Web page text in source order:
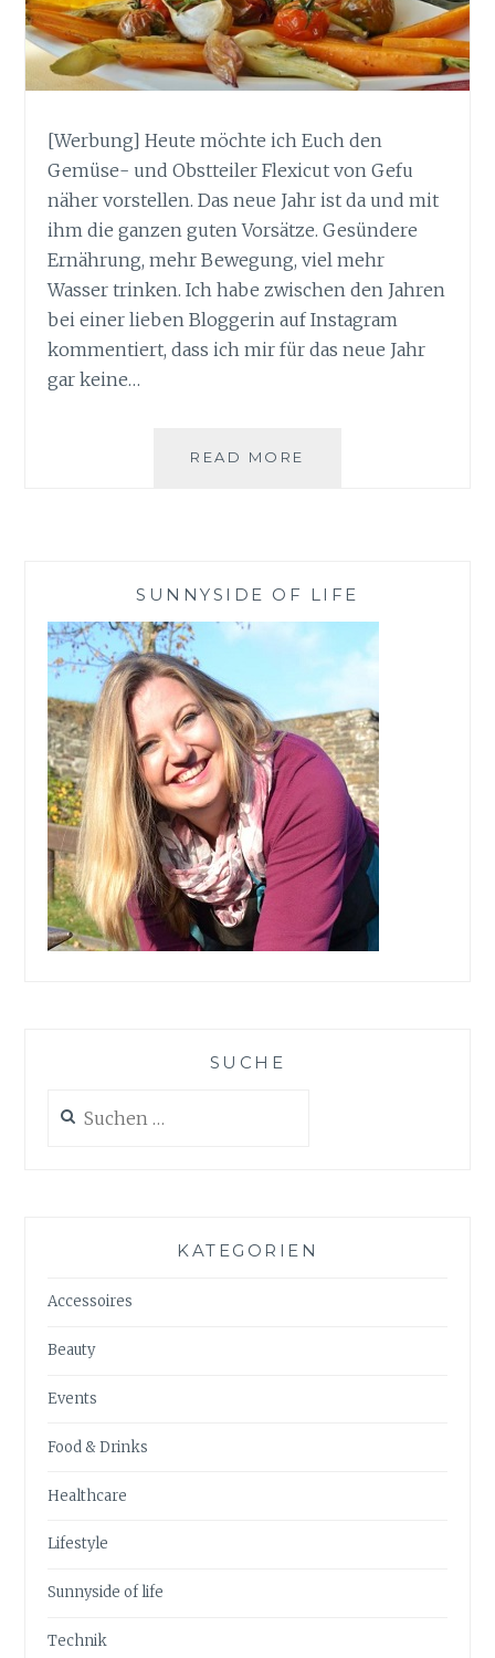
[Werbung] Heute möchte ich Euch den
Gemüse- und Obstteiler Flexicut von Gefu
näher vorstellen. Das neue Jahr ist da und mit
ihm die ganzen guten Vorsätze. Gesündere
Ernährung, mehr Bewegung, viel mehr
Wasser trinken. Ich habe zwischen den Jahren
bei einer lieben Bloggerin auf Instagram
kommentiert, dass ich mir für das neue Jahr
gar keine…
READ MORE
SUNNYSIDE OF LIFE
SUCHE
nach:
KATEGORIEN
Accessoires
Beauty
Events
Food & Drinks
Healthcare
Lifestyle
Sunnyside of life
Technik